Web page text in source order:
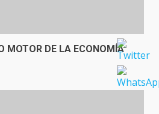
MOTOR DE LA ECONOMÍA